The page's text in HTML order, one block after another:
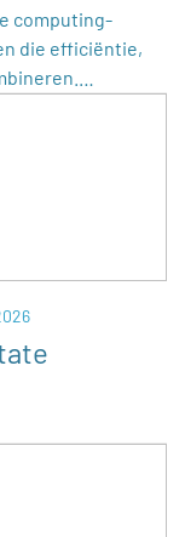
computing-
die efficiëntie,